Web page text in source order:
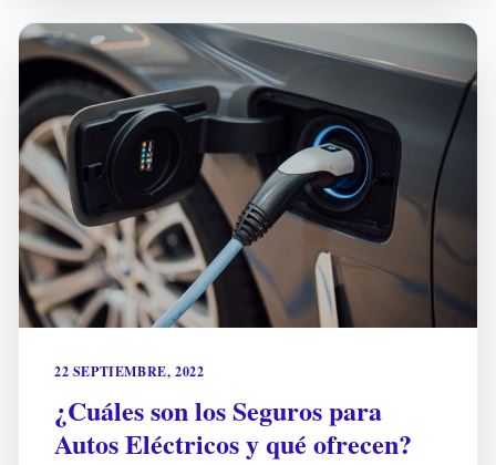
22 SEPTIEMBRE, 2022
¿Cuáles son los Seguros para
Autos Eléctricos y qué ofrecen?